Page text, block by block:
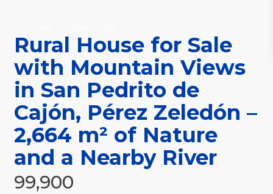
Rural House for Sale
with Mountain Views
in San Pedrito de
Cajón, Pérez Zeledón –
2,664 m² of Nature
and a Nearby River
99,900